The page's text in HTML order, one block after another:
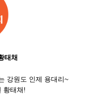
태채
강원도 인제 용대리~
황태채!